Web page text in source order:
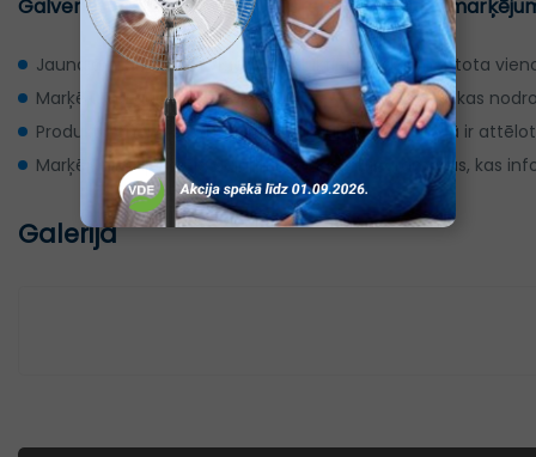
Galvenās atšķirības starp pašreizējo un jauno
Jaunajā marķējumā visiem produktiem tiek izmantota
Marķējuma augšējā labajā stūrī ir ieviests QR kods, kas
Produktu enerģijas patēriņš marķējuma vidējā daļā ir
Marķējuma apakšējā daļā ir dažādas piktogrammas, kas
Galerija